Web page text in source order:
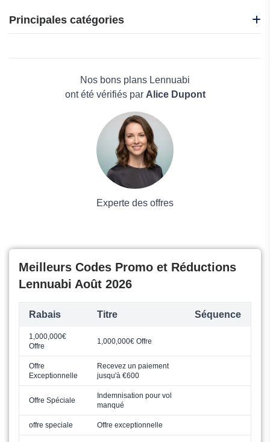
B&B Hotels
CamperDays
Ebookers
Principales catégories
Maison & JardinNos bons plans Lennuabi
ont été vérifiés par Alice Dupont
Experte des offres
Meilleurs Codes Promo et Réductions
Lennuabi Août 2026
Rabais Titre Séquence
1,000,000€
Offre
1,000,000€ Offre
Offre
Exceptionnelle
Recevez un paiement
jusqu'à €600
Offre Spéciale
Indemnisation pour vol
manqué
offre speciale Offre exceptionnelle